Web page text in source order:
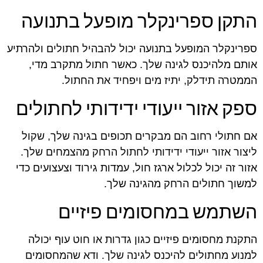
התקן ספרינקלר מופעל בתנועה
ספרינקלר המופעל בתנועה יכול להבהיל חתולים ולהרתיע
אותם מלהיכנס לגינה שלך. כאשר חתול מתקרב מדי,
הממטרה תידלק, יתיז מים ויפחיד את החתול.
ספק אזור ייעודי ידידותי לחתולים
אם חתולי רחוב הם מבקרים תכופים בגינה שלך, שקול
ליצור אזור ייעודי ידידותי לחתול הרחק מהצמחים שלך.
אזור זה יכול לכלול ארגז חול, עמדות גירוד וצעצועים כדי
למשוך חתולים הרחק מהגינה שלך.
השתמש במחסומים פיזיים
התקנת מחסומים פיזיים כגון גדרות או חוט עוף יכולה
למנוע מחתולים להיכנס לגינה שלך. ודא שהמחסומים